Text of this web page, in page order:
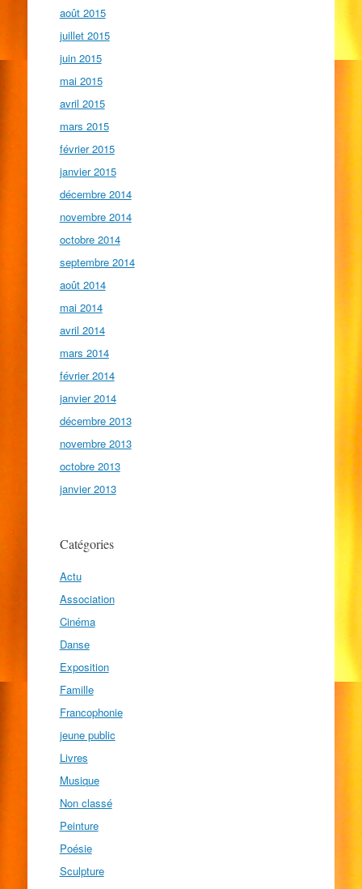
août 2015
juillet 2015
juin 2015
mai 2015
avril 2015
mars 2015
février 2015
janvier 2015
décembre 2014
novembre 2014
octobre 2014
septembre 2014
août 2014
mai 2014
avril 2014
mars 2014
février 2014
janvier 2014
décembre 2013
novembre 2013
octobre 2013
janvier 2013
Catégories
Actu
Association
Cinéma
Danse
Exposition
Famille
Francophonie
jeune public
Livres
Musique
Non classé
Peinture
Poésie
Sculpture